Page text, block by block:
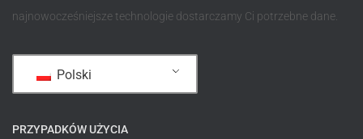
najnowocześniejsze technologie dostarczamy Ci potrzebne dane.
Polski
PRZYPADKÓW UŻYCIA